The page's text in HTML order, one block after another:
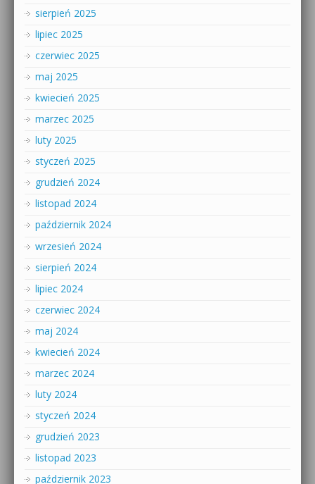
sierpień 2025
lipiec 2025
czerwiec 2025
maj 2025
kwiecień 2025
marzec 2025
luty 2025
styczeń 2025
grudzień 2024
listopad 2024
październik 2024
wrzesień 2024
sierpień 2024
lipiec 2024
czerwiec 2024
maj 2024
kwiecień 2024
marzec 2024
luty 2024
styczeń 2024
grudzień 2023
listopad 2023
październik 2023